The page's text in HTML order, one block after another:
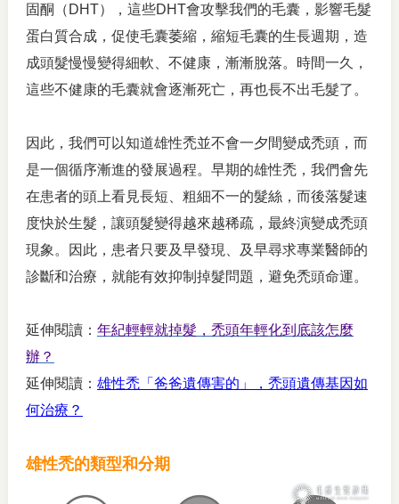
固酮（DHT），這些DHT會攻擊我們的毛囊，影響毛髮
蛋白質合成，促使毛囊萎縮，縮短毛囊的生長週期，造
成頭髮慢慢變得細軟、不健康，漸漸脫落。時間一久，
這些不健康的毛囊就會逐漸死亡，再也長不出毛髮了。
因此，我們可以知道雄性禿並不會一夕間變成禿頭，而
是一個循序漸進的發展過程。早期的雄性禿，我們會先
在患者的頭上看見長短、粗細不一的髮絲，而後落髮速
度快於生髮，讓頭髮變得越來越稀疏，最終演變成禿頭
現象。因此，患者只要及早發現、及早尋求專業醫師的
診斷和治療，就能有效抑制掉髮問題，避免禿頭命運。
延伸閱讀： 年紀輕輕就掉髮，禿頭年輕化到底該怎麼
辦？
延伸閱讀： 雄性禿「爸爸遺傳害的」，禿頭遺傳基因如
何治療？
雄性禿的類型和分期